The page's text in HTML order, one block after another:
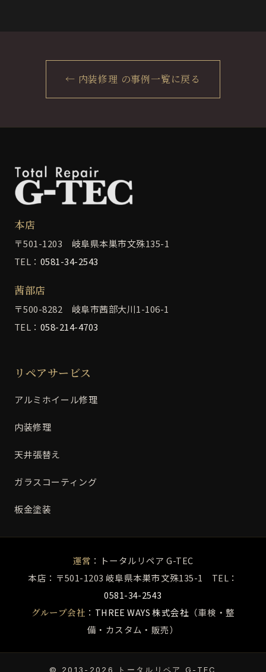
← 内装修理 の事例一覧に戻る
本店
〒501-1203 岐阜県本巣市文殊135-1
TEL： 0581-34-2543
茜部店
〒500-8282 岐阜市茜部大川1-106-1
TEL： 058-214-4703
リペアサービス
アルミホイール修理
内装修理
天井張替え
ガラスコーティング
板金塗装
運営 ：トータルリペア G-TEC
本店：〒501-1203 岐阜県本巣市文殊135-1 TEL：
0581-34-2543
グループ会社 ： THREE WAYS 株式会社 （車検・整
備・カスタム・販売）
© 2013- 2026 トータルリペア G-TEC